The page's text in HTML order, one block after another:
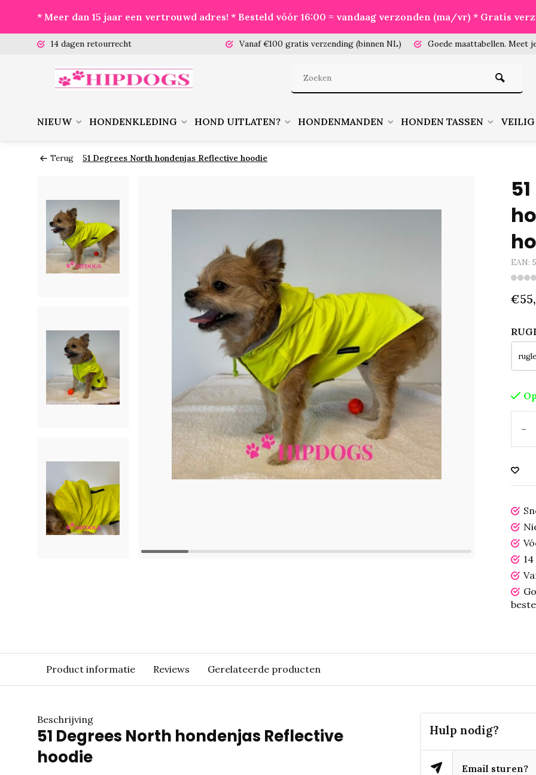
* Meer dan 15 jaar een vertrouwd adres! * Besteld vóór 16:00 = vandaag verzonden (ma/vr) * Gratis
14 dagen retourrecht Vanaf €100 gratis verzending (binnen NL) Goede maattabellen. Meet
NIEUW HONDENKLEDING HOND UITLATEN? HONDENMANDEN HONDEN TASSEN VEILIG
Terug 51 Degrees North hondenjas Reflective hoodie
EAN:
-
Product informatie Reviews Gerelateerde producten
Beschrijving
51 Degrees North hondenjas Reflective
hoodie
Hulp nodig?
Email sturen?